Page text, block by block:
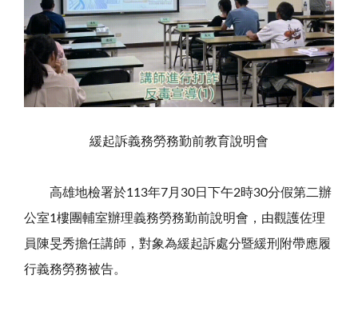
緩起訴義務勞務勤前教育說明會
高雄地檢署於113年7月30日下午2時30分假第二辦
公室1樓團輔室辦理義務勞務勤前說明會，由觀護佐理
員陳旻秀擔任講師，對象為緩起訴處分暨緩刑附帶應履
行義務勞務被告。